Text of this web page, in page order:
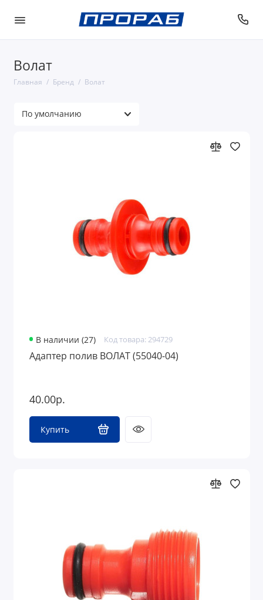
Волат
Главная Бренд Волат
В наличии (27) Код товара: 294729
Адаптер полив ВОЛАТ (55040-04)
40.00р.
Купить